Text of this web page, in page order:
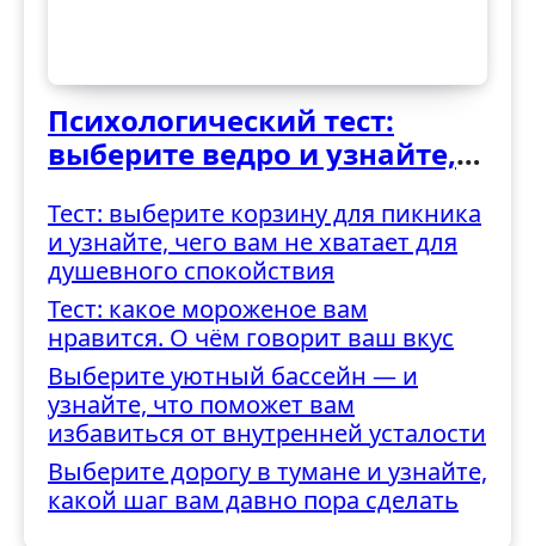
Психологический тест:
выберите ведро и узнайте,
трудностями
Тест: выберите корзину для пикника
и узнайте, чего вам не хватает для
душевного спокойствия
Тест: какое мороженое вам
нравится. О чём говорит ваш вкус
Выберите уютный бассейн — и
узнайте, что поможет вам
избавиться от внутренней усталости
Выберите дорогу в тумане и узнайте,
какой шаг вам давно пора сделать